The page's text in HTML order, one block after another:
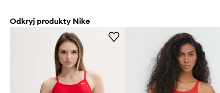
Odkryj produkty Nike